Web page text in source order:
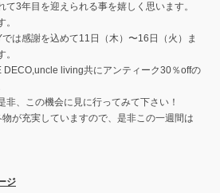
3年目を迎えられる事を嬉しく思います。
は感謝を込めて11日（木）〜16日（火）ま
DECO,uncle living共にアンティーク30％offの
非、この機会に見に行ってみて下さい！
が充実していますので、是非この一週間は
ジ